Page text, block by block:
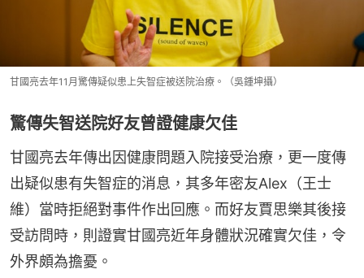
甘國亮去年11月驚傳疑似患上失智症被送院治療。（吳鍾坤攝）
驚傳失智送院好友曾證健康欠佳
甘國亮去年傳出因健康問題入院接受治療，更一度傳
出疑似患有失智症的消息，其多年密友Alex（王士
維）當時拒絕對事件作出回應。而好友賈思樂其後接
受訪問時，則證實甘國亮近年身體狀況確實欠佳，令
外界頗為擔憂。